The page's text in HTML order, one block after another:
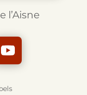
l’Aisne